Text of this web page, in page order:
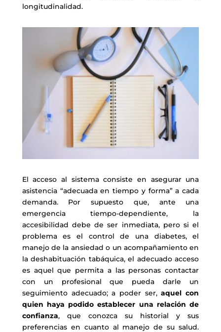
longitudinalidad.
El acceso al sistema consiste en asegurar una
asistencia “adecuada en tiempo y forma” a cada
demanda. Por supuesto que, ante una
emergencia tiempo-dependiente, la
accesibilidad debe de ser inmediata, pero si el
problema es el control de una diabetes, el
manejo de la ansiedad o un acompañamiento en
la deshabituación tabáquica, el adecuado acceso
es aquel que permita a las personas contactar
con un profesional que pueda darle un
seguimiento adecuado; a poder ser,aquel con
quien haya podido establecer una relación de
confianza, que conozca su historial y sus
preferencias en cuanto al manejo de su salud.